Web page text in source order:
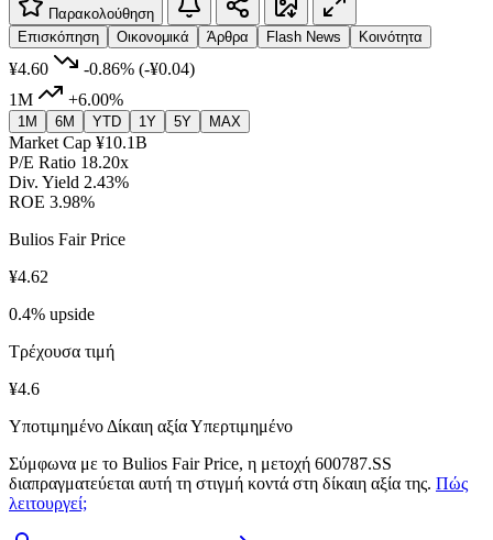
Παρακολούθηση
Επισκόπηση
Οικονομικά Άρθρα Flash News Κοινότητα
¥4.60 -0.86% (-¥0.04)
1M
+6.00%
1M 6M YTD 1Y 5Y MAX
Market Cap ¥10.1B
P/E Ratio 18.20x
Div. Yield 2.43%
ROE 3.98%
Bulios Fair Price
¥4.62
0.4% upside
Τρέχουσα τιμή
¥4.6
Υποτιμημένο Δίκαιη αξίαΥπερτιμημένο
Σύμφωνα με το Bulios Fair Price, η μετοχή 600787.SS
διαπραγματεύεται αυτή τη στιγμή κοντά στη δίκαιη αξία της. Πώς
λειτουργεί;